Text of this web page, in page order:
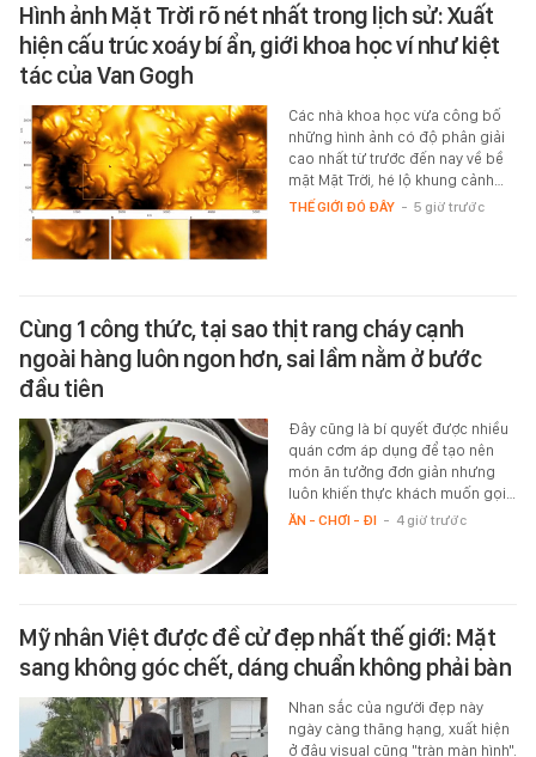
Hình ảnh Mặt Trời rõ nét nhất trong lịch sử: Xuất
hiện cấu trúc xoáy bí ẩn, giới khoa học ví như kiệt
tác của Van Gogh
Các nhà khoa học vừa công bố
những hình ảnh có độ phân giải
cao nhất từ trước đến nay về bề
mặt Mặt Trời, hé lộ khung cảnh…
THẾ GIỚI ĐÓ ĐÂY - 5 giờ trước
Cùng 1 công thức, tại sao thịt rang cháy cạnh
ngoài hàng luôn ngon hơn, sai lầm nằm ở bước
đầu tiên
Đây cũng là bí quyết được nhiều
quán cơm áp dụng để tạo nên
món ăn tưởng đơn giản nhưng
luôn khiến thực khách muốn gọi…
ĂN - CHƠI - ĐI - 4 giờ trước
Mỹ nhân Việt được đề cử đẹp nhất thế giới: Mặt
sang không góc chết, dáng chuẩn không phải bàn
Nhan sắc của người đẹp này
ngày càng thăng hạng, xuất hiện
ở đâu visual cũng "tràn màn hình".